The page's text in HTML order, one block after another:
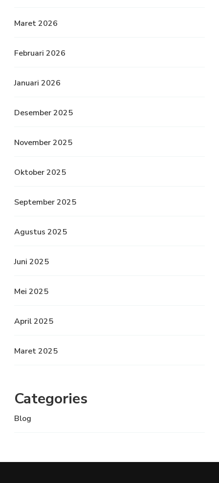
Maret 2026
Februari 2026
Januari 2026
Desember 2025
November 2025
Oktober 2025
September 2025
Agustus 2025
Juni 2025
Mei 2025
April 2025
Maret 2025
Categories
Blog